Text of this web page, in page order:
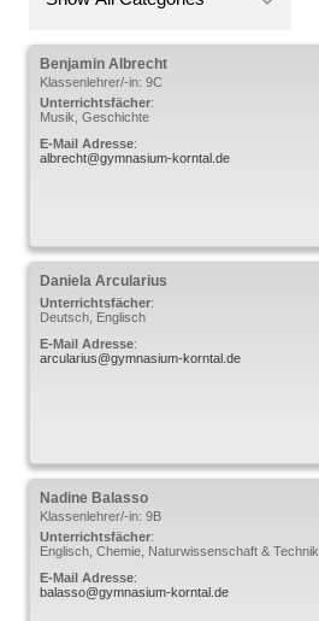
Benjamin Albrecht
Klassenlehrer/-in: 9C
Unterrichtsfächer:
Musik, Geschichte
E-Mail Adresse:
albrecht@gymnasium-korntal.de
Daniela Arcularius
Unterrichtsfächer:
Deutsch, Englisch
E-Mail Adresse:
arcularius@gymnasium-korntal.de
Nadine Balasso
Klassenlehrer/-in: 9B
Unterrichtsfächer:
Englisch, Chemie, Naturwissenschaft & Technik
E-Mail Adresse:
balasso@gymnasium-korntal.de